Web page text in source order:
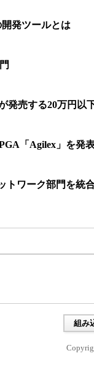
発ツールとは
発売する20万円以
「Agilex」を
トワーク部門を統
組み